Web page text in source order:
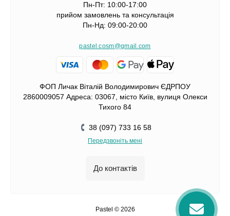
Пн-Пт: 10:00-17:00
прийом замовлень та консультація
Пн-Нд: 09:00-20:00
pastel.cosm@gmail.com
ФОП Личак Віталій Володимирович ЄДРПОУ
2860009057 Адреса: 03067, місто Київ, вулиця Олекси
Тихого 84
38 (097) 733 16 58
Передзвоніть мені
До контактів
Pastel © 2026